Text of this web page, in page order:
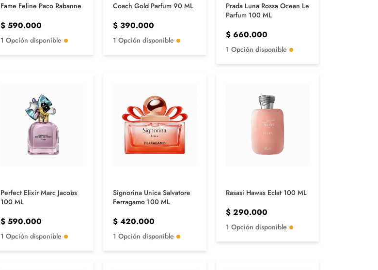
Fame Feline Paco Rabanne
$ 590.000
1 Opción disponible
Coach Gold Parfum 90 ML
$ 390.000
1 Opción disponible
Prada Luna Rossa Ocean Le
Parfum 100 ML
$660.000
1 Opción disponible
Perfect Elixir Marc Jacobs
100 ML
$ 590.000
1 Opción disponible
Signorina Unica Salvatore
Ferragamo 100 ML
$ 420.000
1 Opción disponible
Rasasi Hawas Eclat 100 ML
$290.000
1 Opción disponible